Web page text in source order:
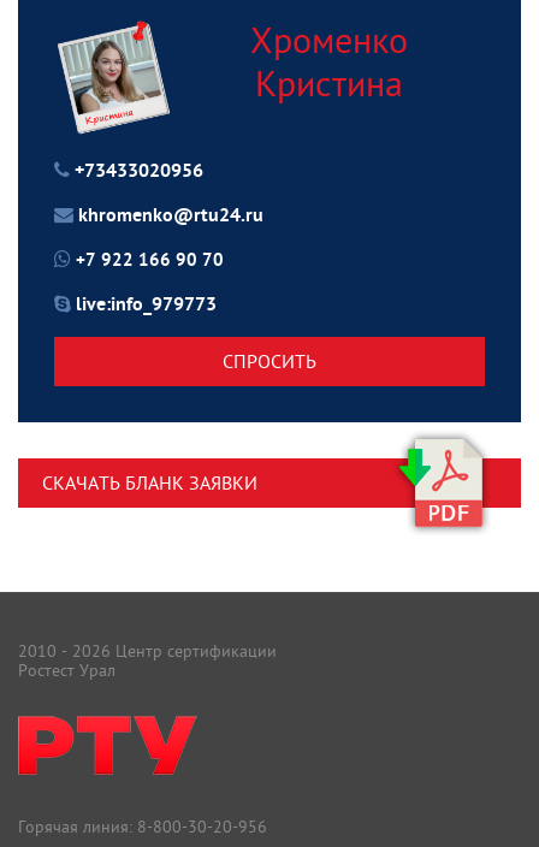
Хроменко
Кристина
+73433020956
khromenko@rtu24.ru
+7 922 166 90 70
live:info_979773
СПРОСИТЬ
СКАЧАТЬ БЛАНК ЗАЯВКИ
2010 - 2026 Центр сертификации
Ростест Урал
Горячая линия: 8-800-30-20-956